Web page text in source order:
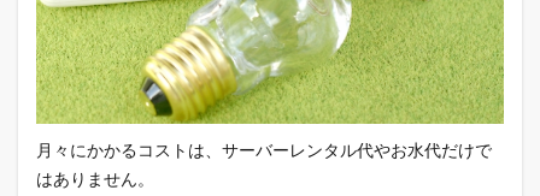
月々にかかるコストは、サーバーレンタル代やお水代だけで
はありません。